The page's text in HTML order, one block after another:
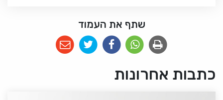
שתף את העמוד
כתבות אחרונות